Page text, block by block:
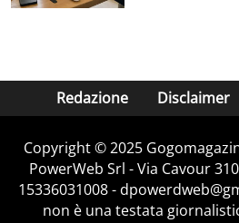
Redazione Disclaimer
Copyright © 2025
PowerWeb Srl - Via Cavour
15336031008 -
non è una testata